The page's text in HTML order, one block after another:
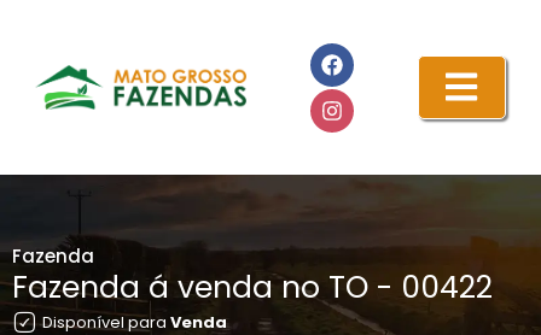
Fazenda
Fazenda á venda no TO - 00422
Disponível para Venda